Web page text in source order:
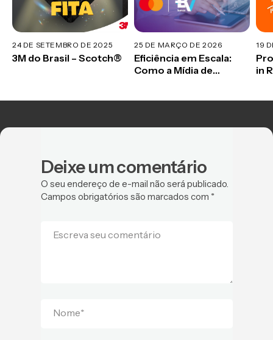
24 DE SETEMBRO DE 2025
3M do Brasil – Scotch®
25 DE MARÇO DE 2026
Eficiência em Escala:
Como a Mídia de
19
in
Deixe um comentário
O seu endereço de e-mail não será publicado.
Campos obrigatórios são marcados com *
Escreva seu comentário
Nome*